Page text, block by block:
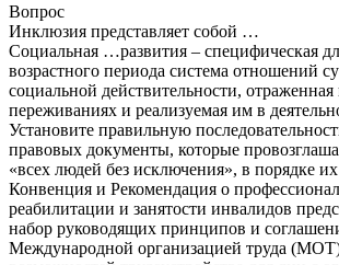
Вопрос
Инклюзия представляет собой …
Социальная …развития – специфическая
возрастного периода система отношений
социальной действительности, отраженная
переживаниях и реализуемая им в
Установите правильную
правовых документы, которые
«всех людей без исключения», в порядке
Конвенция и Рекомендация о
реабилитации и занятости инвалидов
набор руководящих принципов и
Международной организацией труда